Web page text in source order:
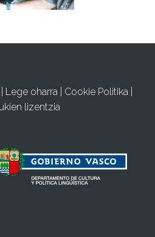
Lege oharra Cookie Politika
lizentzia